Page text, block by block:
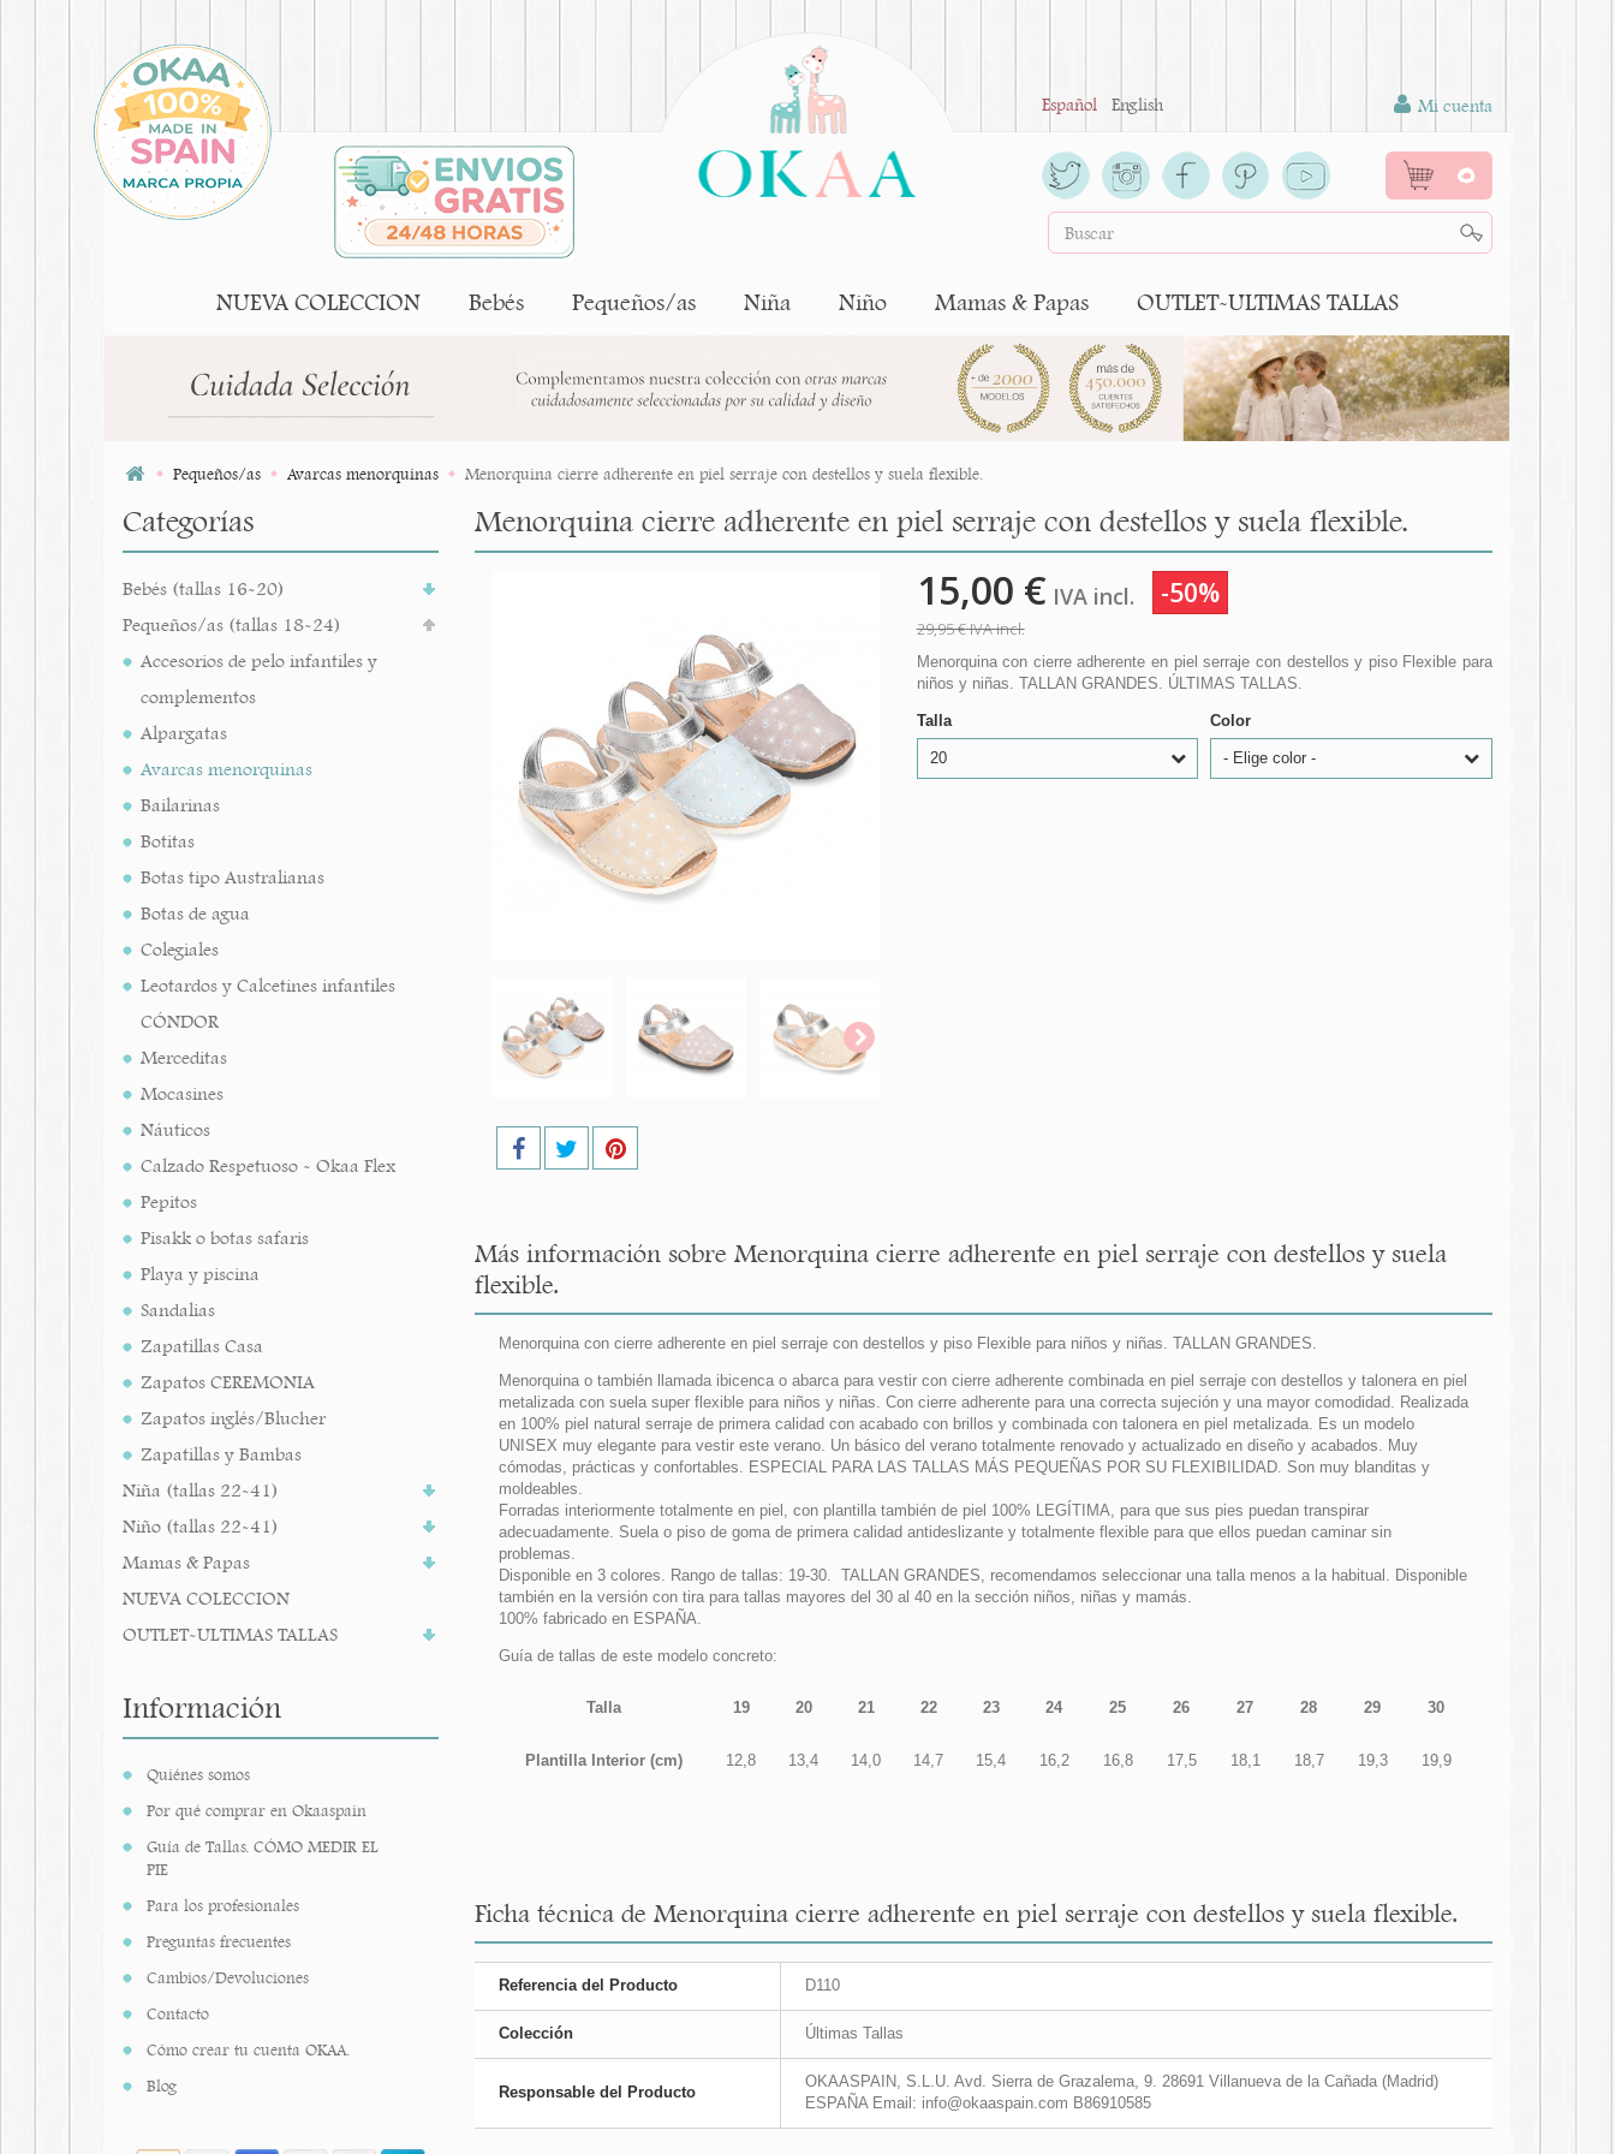
Español English Mi cuenta
0
NUEVA COLECCION Bebés Pequeños/as Niña Niño Mamas & Papas OUTLET-ULTIMAS TALLAS
Pequeños/as Avarcas menorquinas Menorquina cierre adherente en piel serraje con destellos y suela flexible.
Categorías
Bebés (tallas 16-20)
Pequeños/as (tallas 18-24)
Accesorios de pelo infantiles y
complementos
Alpargatas
Avarcas menorquinas
Bailarinas
Botitas
Botas tipo Australianas
Botas de agua
Colegiales
Leotardos y Calcetines infantiles
CÓNDOR
Merceditas
Mocasines
Náuticos
Calzado Respetuoso - Okaa Flex
Pepitos
Pisakk o botas safaris
Playa y piscina
Sandalias
Zapatillas Casa
Zapatos CEREMONIA
Zapatos inglés/Blucher
Zapatillas y Bambas
Niña (tallas 22-41)
Niño (tallas 22-41)
Mamas & Papas
NUEVA COLECCION
OUTLET-ULTIMAS TALLAS
Información
Quiénes somos
Por qué comprar en Okaaspain
Guía de Tallas. CÓMO MEDIR EL
PIE
Para los profesionales
Preguntas frecuentes
Cambios/Devoluciones
Contacto
Cómo crear tu cuenta OKAA.
Blog
Menorquina cierre adherente en piel serraje con destellos y suela flexible.
15,00 € IVA incl. -50%
29,95 €IVA incl.
Menorquina con cierre adherente en piel serraje con destellos y piso Flexible para
niños y niñas. TALLAN GRANDES. ÚLTIMAS TALLAS.
Talla
20
Color
- Elige color -
Más información sobre Menorquina cierre adherente en piel serraje con destellos y suela
flexible.
Menorquina con cierre adherente en piel serraje con destellos y piso Flexible para niños y niñas. TALLAN GRANDES.
Menorquina o también llamada ibicenca o abarca para vestir con cierre adherente combinada en piel serraje con destellos y talonera en piel
metalizada con suela super flexible para niños y niñas. Con cierre adherente para una correcta sujeción y una mayor comodidad. Realizada
en 100% piel natural serraje de primera calidad con acabado con brillos y combinada con talonera en piel metalizada. Es un modelo
UNISEX muy elegante para vestir este verano. Un básico del verano totalmente renovado y actualizado en diseño y acabados. Muy
cómodas, prácticas y confortables. ESPECIAL PARA LAS TALLAS MÁS PEQUEÑAS POR SU FLEXIBILIDAD. Son muy blanditas y
moldeables.
Forradas interiormente totalmente en piel, con plantilla también de piel 100% LEGÍTIMA, para que sus pies puedan transpirar
adecuadamente. Suela o piso de goma de primera calidad antideslizante y totalmente flexible para que ellos puedan caminar sin
problemas.
Disponible en 3 colores. Rango de tallas: 19-30. TALLAN GRANDES, recomendamos seleccionar una talla menos a la habitual. Disponible
también en la versión con tira para tallas mayores del 30 al 40 en la sección niños, niñas y mamás.
100% fabricado en ESPAÑA.
Guía de tallas de este modelo concreto:
Talla 19 20 21 22 23 24 25 26 27 28 29 30
Plantilla Interior (cm) 12,8 13,4 14,0 14,7 15,4 16,2 16,8 17,5 18,1 18,7 19,3 19,9
Ficha técnica de Menorquina cierre adherente en piel serraje con destellos y suela flexible.
Referencia del Producto D110
Colección Últimas Tallas
Responsable del Producto
OKAASPAIN, S.L.U. Avd. Sierra de Grazalema, 9. 28691 Villanueva de la Cañada (Madrid)
ESPAÑA Email: info@okaaspain.com B86910585